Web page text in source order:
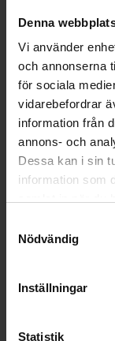
Denna
Vi använder
och annonserna
för sociala
vidarebefordrar
information från
annons- och
Dessa kan i sin
information som
Nödvändig
Inställningar
Statistik
Torkskåp
Cylinda
Torkmängd (kg): 4
Höjd (cm): 185
Bredd (cm): 59.7